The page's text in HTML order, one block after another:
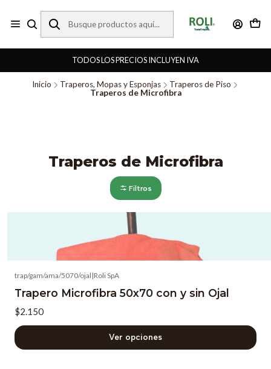
TODOS LOS PRECIOS INCLUYEN IVA
Inicio Traperos, Mopas y Esponjas
Traperos de Piso
Traperos de Microfibra
Traperos de Microfibra
Filtros
trap/gam/ama/5070/ojal |Roli SpA
Trapero Microfibra 50x70 con y sin Ojal
$2.150
Ver opciones